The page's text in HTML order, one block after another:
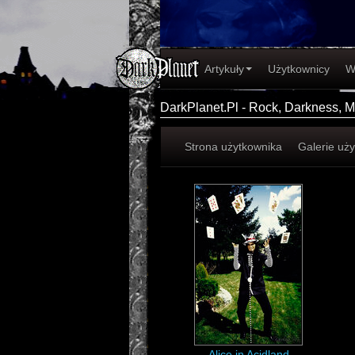
Artykuły Użytkownicy
DarkPlanet.Pl - Rock, Darkness,
Strona użytkownika Galerie